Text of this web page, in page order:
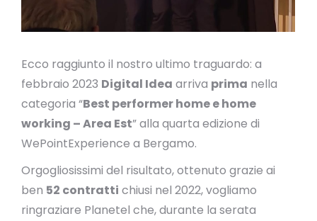
Ecco raggiunto il nostro ultimo traguardo: a
febbraio 2023 Digital Idea arriva prima nella
categoria “Best performer home e home
working – Area Est” alla quarta edizione di
WePointExperience a Bergamo.
Orgogliosissimi del risultato, ottenuto grazie ai
ben 52 contratti chiusi nel 2022, vogliamo
ringraziare Planetel che, durante la serata